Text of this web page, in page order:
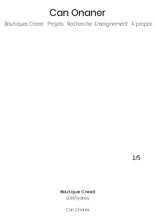
Can Onaner
Boutiques Creed Projets Recherche Enseignement A propos
1/5
Boutique Creed
2018/Sydney
Can Onaner